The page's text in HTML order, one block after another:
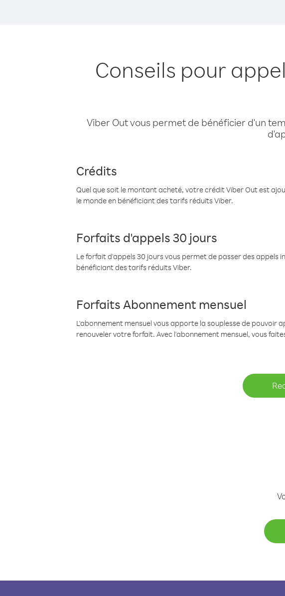
Conseils pour
Viber Out vous permet de bénéficier d'un
Crédits
Quel que soit le montant acheté, votre crédit Viber Out est
le monde en bénéficiant des tarifs réduits Viber.
Forfaits d'appels 30 jours
Le forfait d'appels 30 jours vous permet de passer des
bénéficiant des tarifs réduits Viber.
Forfaits Abonnement mensuel
L'abonnement mensuel vous apporte la souplesse de pouvoir
renouveler votre forfait. Avec l'abonnement mensuel, vous